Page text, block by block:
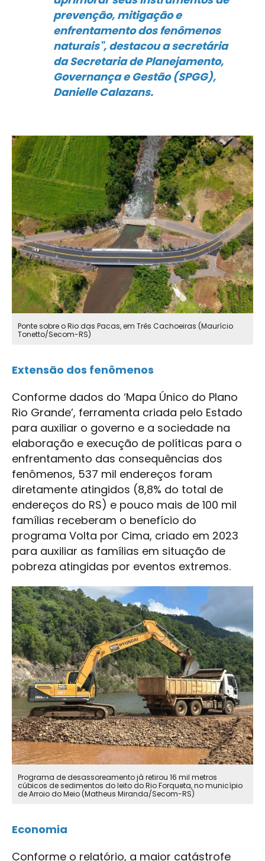
prevenção, mitigação e
enfrentamento dos fenômenos
naturais", destacou a secretária
da Secretaria de Planejamento,
Governança e Gestão (SPGG),
Danielle Calazans.
Ponte sobre o Rio das Pacas, em Três Cachoeiras (Maurício
Tonetto/Secom-RS)
Extensão dos fenômenos
Conforme dados do ‘Mapa Único do Plano
Rio Grande’, ferramenta criada pelo Estado
para auxiliar o governo e a sociedade na
elaboração e execução de políticas para o
enfrentamento das consequências dos
fenômenos, 537 mil endereços foram
diretamente atingidos (8,8% do total de
endereços do RS) e pouco mais de 100 mil
famílias receberam o benefício do
programa Volta por Cima, criado em 2023
para auxiliar as famílias em situação de
pobreza atingidas por eventos extremos.
Programa de desassoreamento já retirou 16 mil metros
cúbicos de sedimentos do leito do Rio Forqueta, no município
de Arroio do Meio (Matheus Miranda/Secom-RS)
Economia
Conforme o relatório, a maior catástrofe